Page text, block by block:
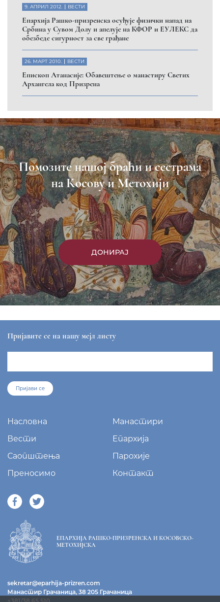
9. АПРИЛ 2012. ВЕСТИ
Eпархија Рашко-призренска осуђује физички напад на
Србина у Сувом Долу и апелује на КФОР и ЕУЛЕКС да
обезбеде сигурност за све грађане
26. МАРТ 2010. ВЕСТИ
Eпископ Атанасије: Обавештење о манастиру Светих
Архангела код Призрена
Помозите нашој браћи и сестрама
на Косову и Метохији
ДОНИРАЈ
Пријавите се на нашу мејл листу
Пријави се
Насловна
Манастири
Вести
Епархија
Саопштења
Парохије
Преносимо
Контакт
ЕПАРХИЈА РАШКО-ПРИЗРЕНСКА И КОСОВСКО-
МЕТОХИЈСКА
sekretar@eparhija-prizren.com
Манастир Грачаница, 38 205 Грачаница
+381/38 65 510